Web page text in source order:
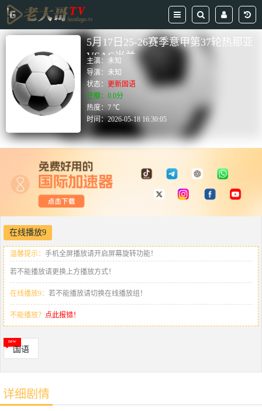
5月17日25-26赛季意甲第37轮热那亚
VSAC米兰
主演： 未知
导演：未知
状态： 更新国语
豆瓣：0.0分
热度：7 ℃
时间：2026-05-18 16:30:05
在线播放9
温馨提示： 手机全屏播放请开启屏幕旋转功能！
若不能播放请更换上方播放方式！
在线播放9： 若不能播放请切换在线播放组！
不能播放？ 点此报错！
国语
详细剧情